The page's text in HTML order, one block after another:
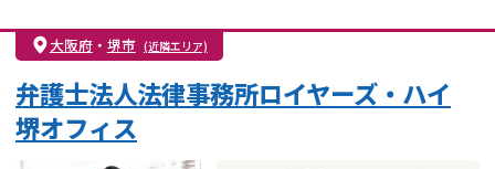
親権・面会交流権
DV
モラハラ
不貞・不倫慰謝料請求
国際離婚
財産分与
内縁の夫婦 熟年離婚
大阪府・ 堺市 (近隣エリア)
弁護士法人法律事務所ロイヤーズ・ハイ
堺オフィス